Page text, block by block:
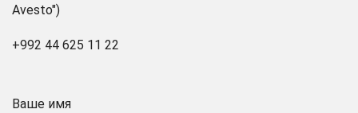
Avesto")
+992 44 625 11 22
Ваше имя